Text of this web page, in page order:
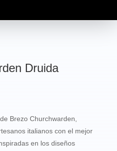
Druida
Brezo Churchwarden
italianos con el mejor
en los diseños